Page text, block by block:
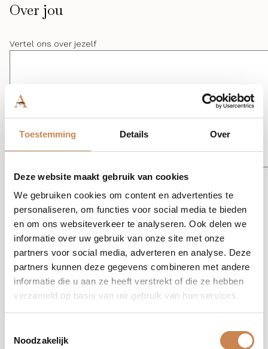
Toestemming Details Over
Deze website maakt gebruik van cookies
We gebruiken cookies om content en advertenties te
personaliseren, om functies voor social media te bieden
en om ons websiteverkeer te analyseren. Ook delen we
informatie over uw gebruik van onze site met onze
partners voor social media, adverteren en analyse. Deze
partners kunnen deze gegevens combineren met andere
informatie die u aan ze heeft verstrekt of die ze hebben
verzameld op basis van uw gebruik van hun services.
Noodzakelijk
Over jou
Vertel ons over jezelf
Upload je motivatie
Upload je motivatie in .pdf, .doc of .docx format
Toegestane
bestandstypen: pdf, doc, docx, Max. bestandsgrootte:
25 MB.
Upload je CV*
Upload je CV in .pdf, .doc of .docx format
Toegestane